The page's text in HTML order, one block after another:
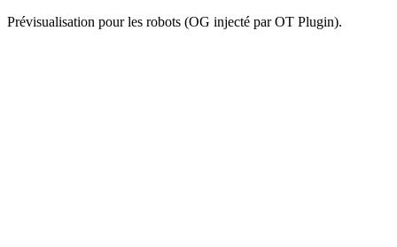
Prévisualisation pour les robots (OG injecté par OT Plugin).